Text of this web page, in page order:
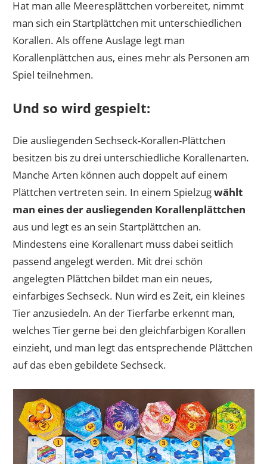
Hat man alle Meeresplättchen vorbereitet, nimmt
man sich ein Startplättchen mit unterschiedlichen
Korallen. Als offene Auslage legt man
Korallenplättchen aus, eines mehr als Personen am
Spiel teilnehmen.
Und so wird gespielt:
Die ausliegenden Sechseck-Korallen-Plättchen
besitzen bis zu drei unterschiedliche Korallenarten.
Manche Arten können auch doppelt auf einem
Plättchen vertreten sein. In einem Spielzugwählt
man eines der ausliegenden Korallenplättchen
aus und legt es an sein Startplättchen an.
Mindestens eine Korallenart muss dabei seitlich
passend angelegt werden. Mit drei schön
angelegten Plättchen bildet man ein neues,
einfarbiges Sechseck. Nun wird es Zeit, ein kleines
Tier anzusiedeln. An der Tierfarbe erkennt man,
welches Tier gerne bei den gleichfarbigen Korallen
einzieht, und man legt das entsprechende Plättchen
auf das eben gebildete Sechseck.